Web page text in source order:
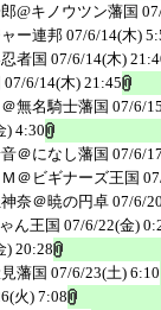
@キノウツン藩国
ー連邦 07/6/14(木)
者国 07/6/14(木)
07/6/14(木) 21:45
無名騎士藩国 07/6/
) 4:30
＠になし藩国 07/6/
＠ビギナーズ王国
奈＠暁の円卓07/6/
ん王国 07/6/22(金)
) 20:28
藩国 07/6/23(土) 6:10
火) 7:08